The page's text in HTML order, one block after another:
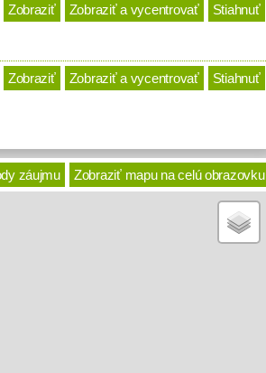
Zobraziť Zobraziť a vycentrovať Stiahnuť
Zobraziť Zobraziť a vycentrovať Stiahnuť
záujmu Zobraziť mapu na celú obrazovku